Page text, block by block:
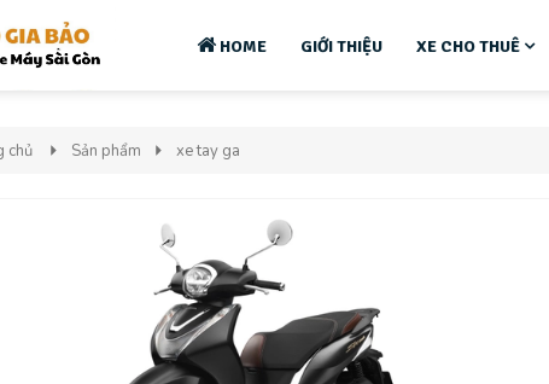
HOME GIỚI THIỆU XE CHO THUÊ
chủ Sản phẩm xe tay ga